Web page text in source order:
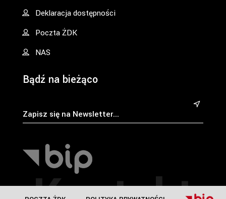
Deklaracja dostępności
Poczta ŻDK
NAS
Bądź na bieżąco
&